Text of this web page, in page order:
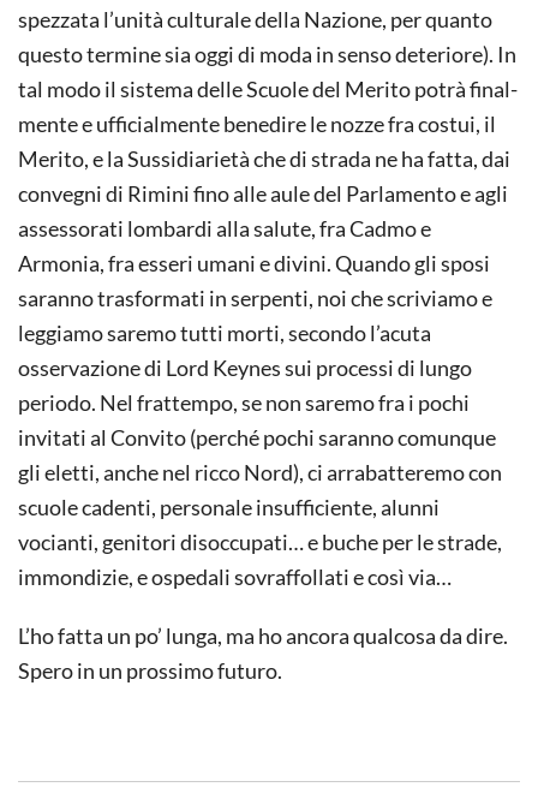
spezzata l’unità culturale della Nazione, per quanto
questo termine sia oggi di moda in senso deteriore). In
tal modo il sistema delle Scuole del Merito potrà final­
mente e ufficialmente benedire le nozze fra costui, il
Merito, e la Sussidiarietà che di strada ne ha fatta, dai
convegni di Rimini fino alle aule del Parlamento e agli
assessorati lombardi alla salute, fra Cadmo e
Armonia, fra esseri umani e divini. Quando gli sposi
saranno trasformati in serpenti, noi che scriviamo e
leggiamo saremo tutti morti, secondo l’acuta
osservazione di Lord Keynes sui processi di lungo
periodo. Nel frattempo, se non saremo fra i pochi
invitati al Convito (perché pochi saranno comunque
gli eletti, anche nel ricco Nord), ci arrabatteremo con
scuole cadenti, personale insufficiente, alunni
vocianti, genitori disoccupati… e buche per le strade,
immondizie, e ospedali sovraffollati e così via…
L’ho fatta un po’ lunga, ma ho ancora qualcosa da dire.
Spero in un prossimo futuro.